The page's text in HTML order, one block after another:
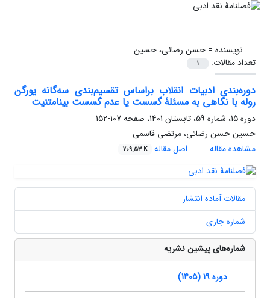
نویسنده =حسن رضائی، حسین
تعداد مقالات:
1
دوره‌بندی ادبیات انقلاب براساس تقسیم‌بندی سه‌گانه یورگن
روله با نگاهی به مسئلۀ گسست یا عدم گسست بینامتنیت
دوره 15، شماره 59، تابستان 1401، صفحه
107-152
حسین حسن رضائی، مرتضی قاسمی
مشاهده مقاله
اصل مقاله 709.53 K
مقالات آماده انتشار
شماره جاری
شماره‌های پیشین نشریه
دوره 19 (1405)